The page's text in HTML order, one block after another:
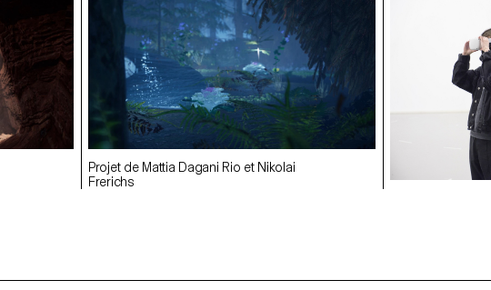
Projet de Mattia Dagani Rio et Nikolai
Frerichs